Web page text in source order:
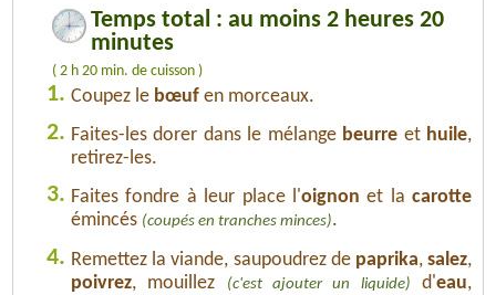
Temps total : au moins 2 heures 20
minutes
( 2 h 20 min. de cuisson )
1. Coupez le bœuf en morceaux.
2. Faites-les dorer dans le mélange beurre et huile,
retirez-les.
3. Faites fondre à leur place l'oignon et la carotte
émincés (coupés en tranches minces).
4. Remettez la viande, saupoudrez de paprika,salez,
poivrez, mouillez (c'est ajouter un liquide) d'eau,